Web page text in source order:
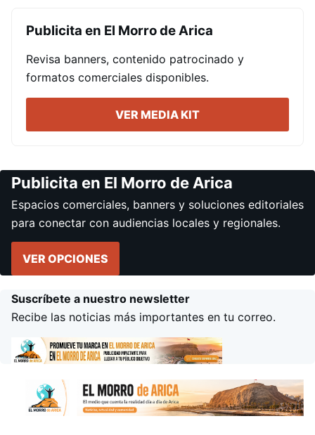
Publicita en El Morro de Arica
Revisa banners, contenido patrocinado y
formatos comerciales disponibles.
VER MEDIA KIT
Publicita en El Morro de Arica
Espacios comerciales, banners y soluciones editoriales
para conectar con audiencias locales y regionales.
VER OPCIONES
Suscríbete a nuestro newsletter
Recibe las noticias más importantes en tu correo.